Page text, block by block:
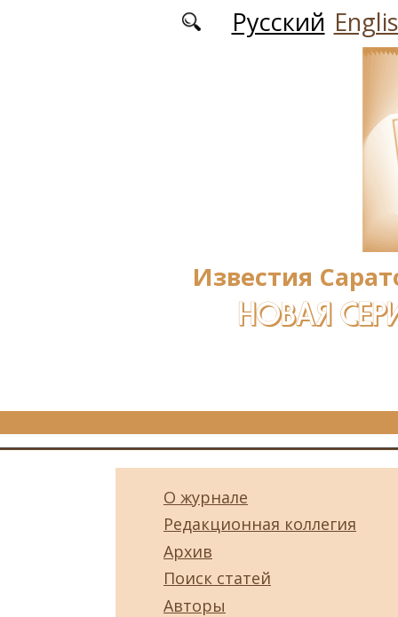
Перейти к основному содержаниюРусский
Известия
НОВАЯ
О журнале
Редакционная коллегия
Архив
Поиск статей
Авторы